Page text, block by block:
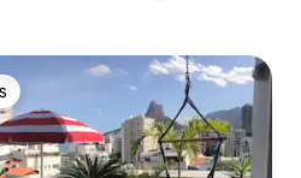
dos hóspedes